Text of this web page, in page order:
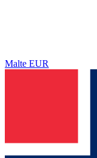
Malte EUR